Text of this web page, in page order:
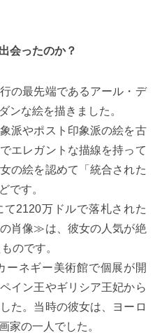
会ったのか？
の最先端であるアール・デ
ンな絵を描きました。
派やポスト印象派の絵を古
エレガントな描線を持って
の絵を認めて「統合された
です。
2120万ドルで落札された
肖像≫は、彼女の人気が絶
のです。
ネギー美術館で個展が開
イン王やギリシア王妃から
た。当時の彼女は、ヨーロ
家の一人でした。